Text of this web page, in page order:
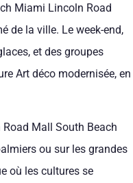
Miami Lincoln Road
de la ville. Le week-end,
et des groupes
Art déco modernisée, en
Mall South Beach
ou sur les grandes
où les cultures se